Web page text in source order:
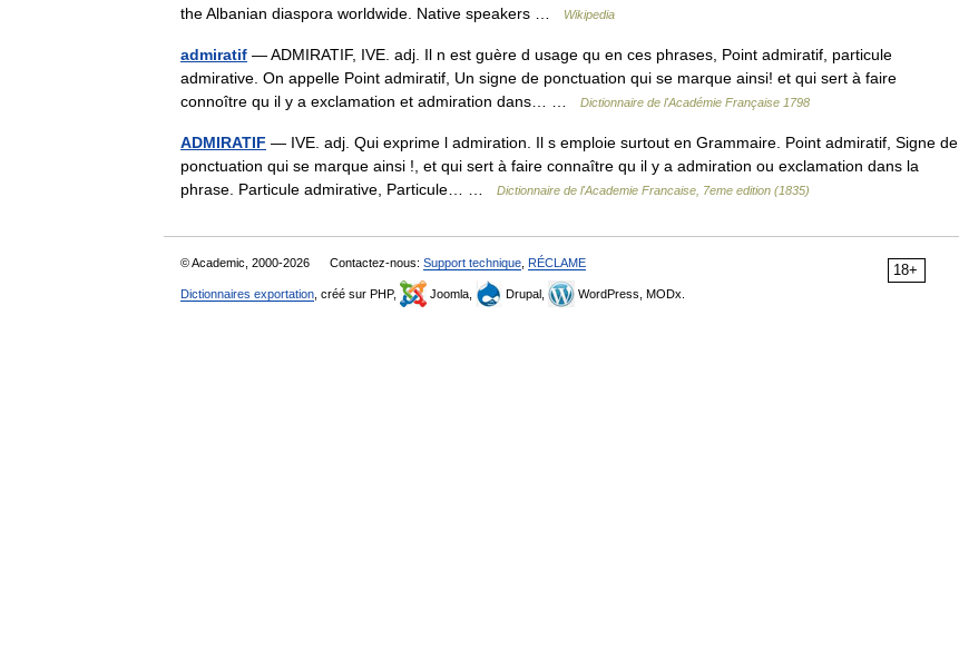
the Albanian diaspora worldwide. Native speakers …
Wikipedia
admiratif — ADMIRATIF, IVE. adj. Il n est guère d usage qu en ces phrases, Point admiratif, particule
admirative. On appelle Point admiratif, Un signe de ponctuation qui se marque ainsi! et qui sert à faire
connoître qu il y a exclamation et admiration dans… …
Dictionnaire de l'Académie Française 1798
ADMIRATIF — IVE. adj. Qui exprime l admiration. Il s emploie surtout en Grammaire. Point admiratif, Signe de
ponctuation qui se marque ainsi !, et qui sert à faire connaître qu il y a admiration ou exclamation dans la
phrase. Particule admirative, Particule… …
Dictionnaire de l'Academie Francaise, 7eme edition (1835)
18+
© Academic, 2000-2026 Contactez-nous: Support technique RÉCLAME
Dictionnaires exportation , créé sur PHP, Joomla, Drupal, WordPress, MODx.